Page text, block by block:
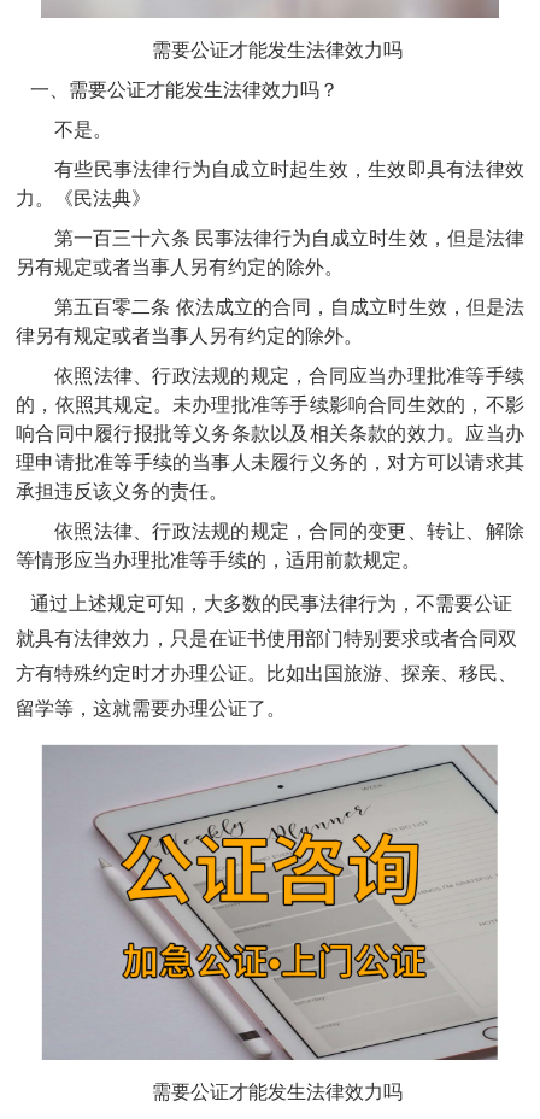
需要公证才能发生法律效力吗
一、需要公证才能发生法律效力吗？
不是。
有些民事法律行为自成立时起生效，生效即具有法律效
力。《民法典》
第一百三十六条 民事法律行为自成立时生效，但是法律
另有规定或者当事人另有约定的除外。
第五百零二条 依法成立的合同，自成立时生效，但是法
律另有规定或者当事人另有约定的除外。
依照法律、行政法规的规定，合同应当办理批准等手续
的，依照其规定。未办理批准等手续影响合同生效的，不影
响合同中履行报批等义务条款以及相关条款的效力。应当办
理申请批准等手续的当事人未履行义务的，对方可以请求其
承担违反该义务的责任。
依照法律、行政法规的规定，合同的变更、转让、解除
等情形应当办理批准等手续的，适用前款规定。
通过上述规定可知，大多数的民事法律行为，不需要公证
就具有法律效力，只是在证书使用部门特别要求或者合同双
方有特殊约定时才办理公证。比如出国旅游、探亲、移民、
留学等，这就需要办理公证了。
需要公证才能发生法律效力吗